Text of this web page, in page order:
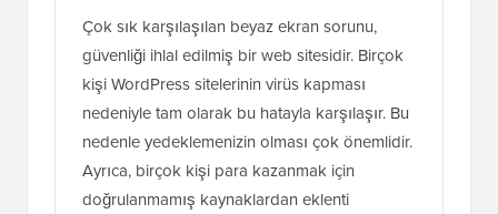
Çok sık karşılaşılan beyaz ekran sorunu,
güvenliği ihlal edilmiş bir web sitesidir. Birçok
kişi WordPress sitelerinin virüs kapması
nedeniyle tam olarak bu hatayla karşılaşır. Bu
nedenle yedeklemenizin olması çok önemlidir.
Ayrıca, birçok kişi para kazanmak için
doğrulanmamış kaynaklardan eklenti